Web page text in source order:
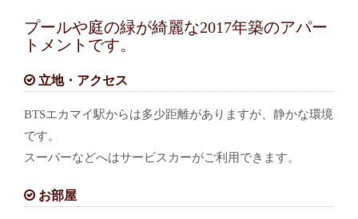
プールや庭の緑が綺麗な2017年築のアパー
トメントです。
立地・アクセス
BTSエカマイ駅からは多少距離がありますが、静かな環境
です。
スーパーなどへはサービスカーがご利用できます。
お部屋